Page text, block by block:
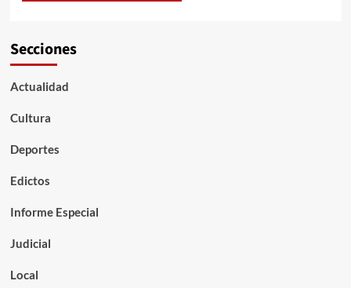
Secciones
Actualidad
Cultura
Deportes
Edictos
Informe Especial
Judicial
Local